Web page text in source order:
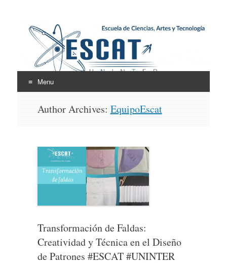
Escuela de Ciencias,
Artes y Tecnología
ESCAT
Menu
Author Archives: EquipoEscat
Transformación de Faldas:
Creatividad y Técnica en el Diseño
de Patrones #ESCAT #UNINTER